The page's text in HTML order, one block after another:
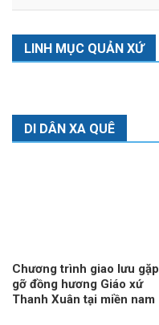
LINH MỤC QUẢN XỨ
DI DÂN XA QUÊ
Chương trình giao lưu gặp
gỡ đồng hương Giáo xứ
Thanh Xuân tại miền nam